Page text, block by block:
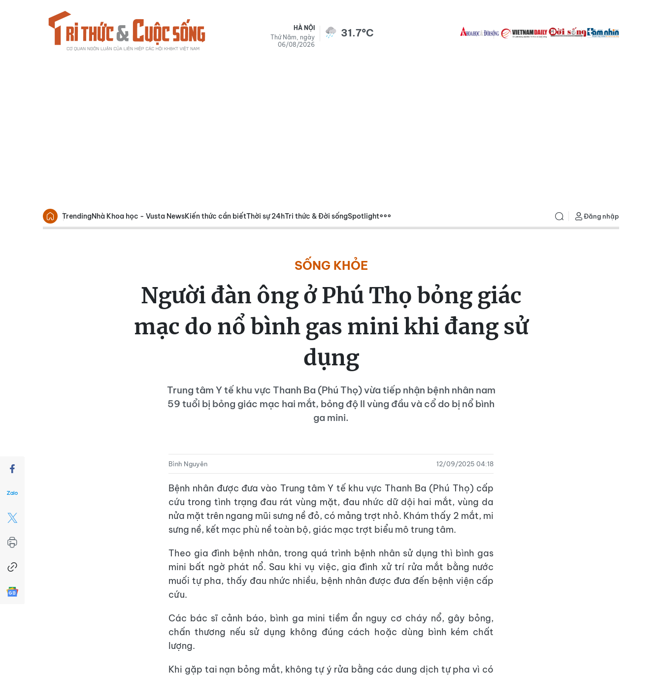
HÀ NỘI
Thứ Năm, ngày
06/08/2026
31.7°C
TrendingNhà Khoa học - Vusta NewsKiến thức cần biếtThời sự 24hTri thức & Đời sốngSpotlight Đăng nhập
SỐNG KHỎE
Người đàn ông ở Phú Thọ bỏng giác
mạc do nổ bình gas mini khi đang sử
dụng
Trung tâm Y tế khu vực Thanh Ba (Phú Thọ) vừa tiếp nhận bệnh nhân nam
59 tuổi bị bỏng giác mạc hai mắt, bỏng độ II vùng đầu và cổ do bị nổ bình
ga mini.
Bình Nguyên 12/09/2025 04:18
Bệnh nhân được đưa vào Trung tâm Y tế khu vực Thanh Ba (Phú Thọ) cấp
cứu trong tình trạng đau rát vùng mặt, đau nhức dữ dội hai mắt, vùng da
nửa mặt trên ngang mũi sưng nề đỏ, có mảng trợt nhỏ. Khám thấy 2 mắt, mi
sưng nề, kết mạc phù nề toàn bộ, giác mạc trợt biểu mô trung tâm.
Theo gia đình bệnh nhân, trong quá trình bệnh nhân sử dụng thì bình gas
mini bất ngờ phát nổ. Sau khi vụ việc, gia đình xử trí rửa mắt bằng nước
muối tự pha, thấy đau nhức nhiều, bệnh nhân được đưa đến bệnh viện cấp
cứu.
Các bác sĩ cảnh báo, bình ga mini tiềm ẩn nguy cơ cháy nổ, gây bỏng,
chấn thương nếu sử dụng không đúng cách hoặc dùng bình kém chất
lượng.
Khi gặp tai nạn bỏng mắt, không tự ý rửa bằng các dung dịch tự pha vì có